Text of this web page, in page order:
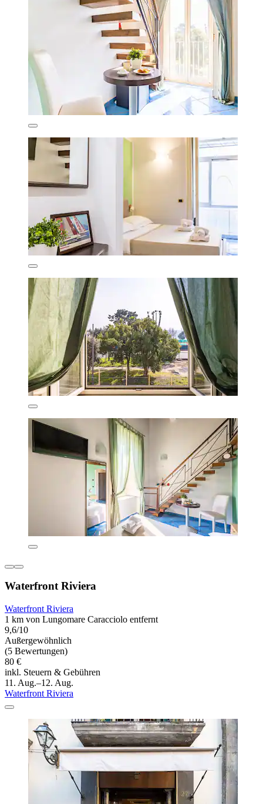
Waterfront Riviera
Waterfront Riviera
1 km von Lungomare Caracciolo entfernt
9,6/10
Außergewöhnlich
(5 Bewertungen)
80 €
inkl. Steuern & Gebühren
11. Aug.–12. Aug.
Waterfront Riviera